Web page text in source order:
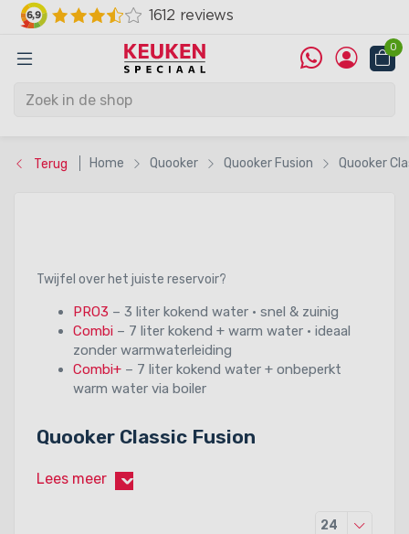
0
Terug Home Quooker Quooker Fusion Quooker
Twijfel over het juiste reservoir?
PRO3 – 3 liter kokend water • snel & zuinig
Combi – 7 liter kokend + warm water • ideaal
zonder warmwaterleiding
Combi+ – 7 liter kokend water + onbeperkt
warm water via boiler
Quooker Classic Fusion
Lees meer ›
24